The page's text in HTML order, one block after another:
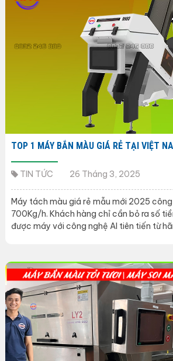
TOP 1 MÁY BẮN MÀU GIÁ RẺ TẠI VIỆT
TIN TỨC 26 Tháng 3, 2025
Máy tách màu giá rẻ mẫu mới 2025
700Kg/h. Khách hàng chỉ cần bỏ ra số
được máy với công nghệ AI tiên tiến từ